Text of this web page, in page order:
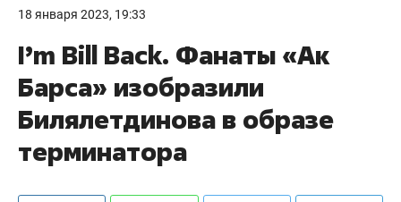
18 января 2023, 19:33
I’m Bill Back. Фанаты «Ак
Барса» изобразили
Билялетдинова в образе
терминатора